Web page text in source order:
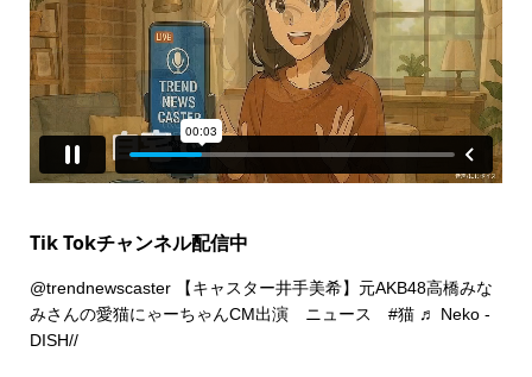
Tik Tokチャンネル配信中
@trendnewscaster【キャスター井手美希】元AKB48高橋みな
みさんの愛猫にゃーちゃんCM出演 ニュース #猫 ♬ Neko -
DISH//